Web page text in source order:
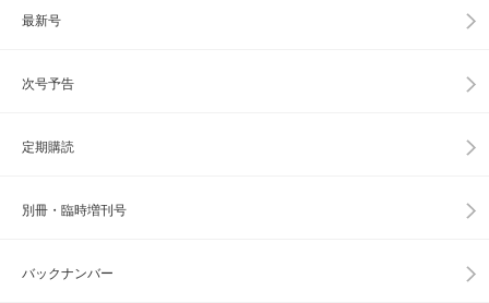
最新号
次号予告
定期購読
別冊・臨時増刊号
バックナンバー